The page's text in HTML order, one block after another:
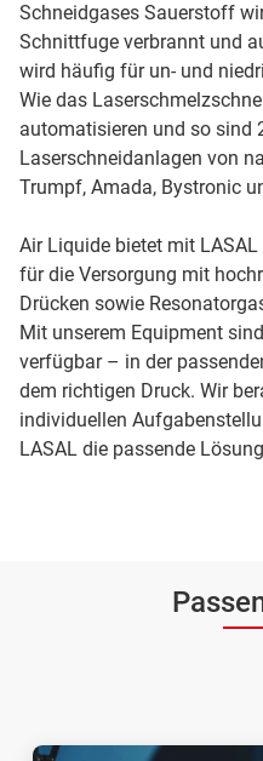
Schneidgases Sauerstoff
Schnittfuge verbrannt und
wird häufig für un- und
Wie das
automatisieren und so sind
Laserschneidanlagen von
Trumpf, Amada, Bystronic
Air Liquide bietet mit
für die Versorgung mit
Drücken sowie
Mit unserem Equipment
verfügbar – in der
dem richtigen Druck. Wir
individuellen
LASAL die passende